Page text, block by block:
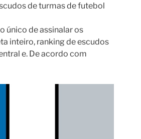
de turmas de futebol
único de assinalar os
inteiro, ranking de escudos
e. De acordo com